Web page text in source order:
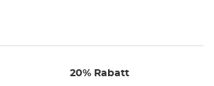
20% Rabatt